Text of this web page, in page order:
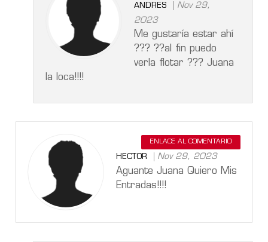
ANDRES
Nov 29,
2023
Me gustaría estar ahí
??? ??al fin puedo
verla flotar ??? Juana
la loca!!!!
ENLACE AL COMENTARIO
HECTOR Nov 29, 2023
Aguante Juana Quiero Mis
Entradas!!!!